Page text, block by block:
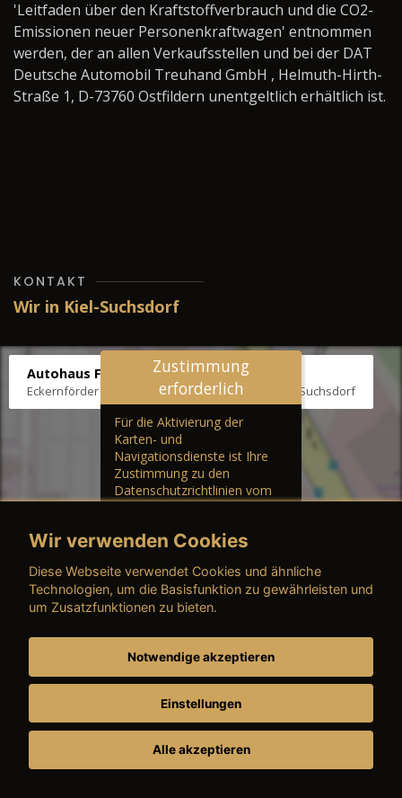
'Leitfaden über den Kraftstoffverbrauch und die CO2-
Emissionen neuer Personenkraftwagen' entnommen
werden, der an allen Verkaufsstellen und bei der DAT
Deutsche Automobil Treuhand GmbH , Helmuth-Hirth-
Straße 1, D-73760 Ostfildern unentgeltlich erhältlich ist.
KONTAKT
Wir in Kiel-Suchsdorf
Autohaus Fräter
Eckernförder Str. /Klausbrooker Weg 1, 24107 Kiel-Suchsdorf
Zustimmung
erforderlich
Für die Aktivierung der
Karten- und
Navigationsdienste ist Ihre
Zustimmung zu den
Datenschutzrichtlinien vom
Drittanbieter Google LLC
aktivieren
Adresse:
Öffnungszeit:
Wir verwenden Cookies
Diese Webseite verwendet Cookies und ähnliche
Technologien, um die Basisfunktion zu gewährleisten und
um Zusatzfunktionen zu bieten.
Notwendige akzeptieren
Einstellungen
Alle akzeptieren